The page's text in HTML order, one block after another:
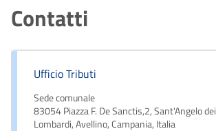
Contatti
Ufficio Tributi
Sede comunale
83054 Piazza F. De Sanctis,2, Sant'Angelo dei
Lombardi, Avellino, Campania, Italia